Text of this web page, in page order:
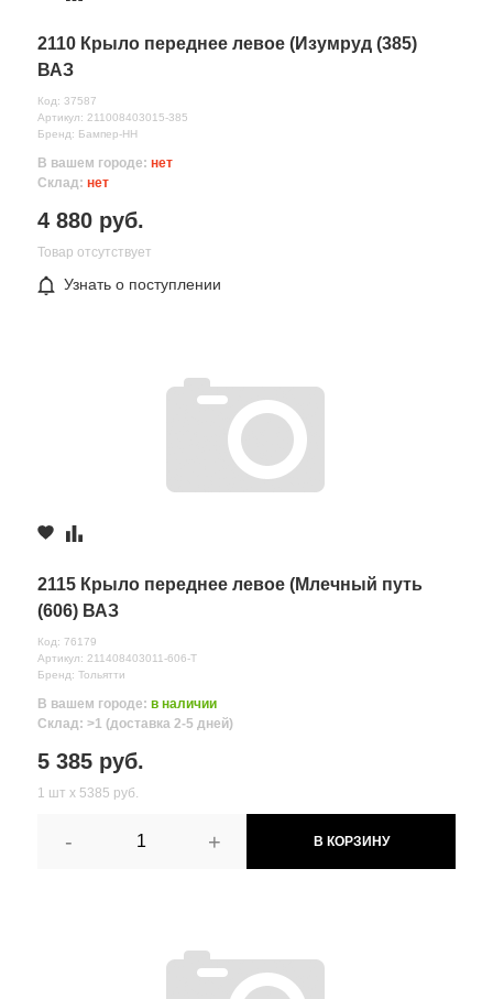
Все поля формы обязательны
2110 Крыло переднее левое (Изумруд (385)
ВАЗ
Код: 37587
Артикул: 211008403015-385
Бренд: Бампер-НН
В вашем городе: нет
Склад: нет
4 880 руб.
Товар отсутствует
Узнать о поступлении
2115 Крыло переднее левое (Млечный путь
(606) ВАЗ
Код: 76179
Артикул: 211408403011-606-Т
Бренд: Тольятти
В вашем городе: в наличии
Склад: >1 (доставка 2-5 дней)
5 385 руб.
1 шт х 5385 руб.
- + В КОРЗИНУ